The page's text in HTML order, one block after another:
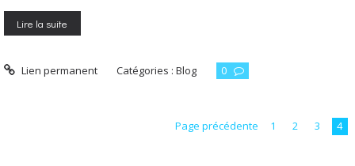
Lire la suite
Lien permanent Catégories :Blog 0
Page précédente 1 2 3 4